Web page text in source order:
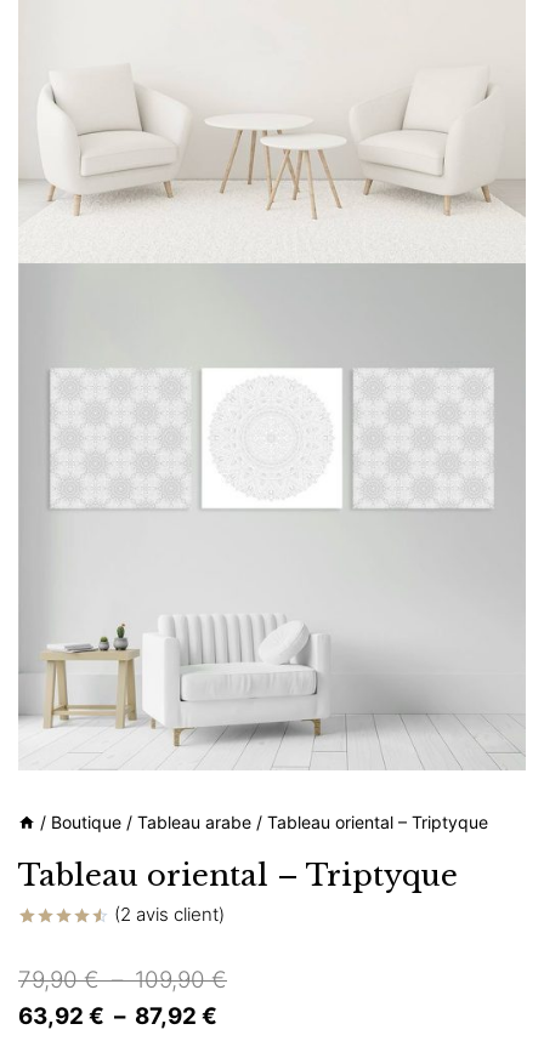
/ Boutique / Tableau arabe / Tableau oriental – Triptyque
Tableau oriental – Triptyque
basé sur
notations
client
(2 avis client)
79,90€ – 109,90€Plage
63,92 € – 87,92 €